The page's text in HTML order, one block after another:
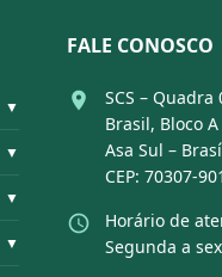
▼
▼
▼
▼
FALE CONOSCO
SCS – Quadra
Brasil, Bloco
Asa Sul –
CEP: 70307-901
Horário de
Segunda a